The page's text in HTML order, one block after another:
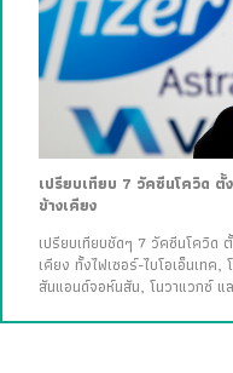
เปรียบเทียบ 7 วัคซีนโควิด
ข้างเคียง
เปรียบเทียบชัดๆ 7 วัคซีนโควิด
เคียง ทั้งไฟเซอร์-ไบโอเอ็นเทค
สันแอนด์จอห์นสัน, โนวาแวกซ์ แ